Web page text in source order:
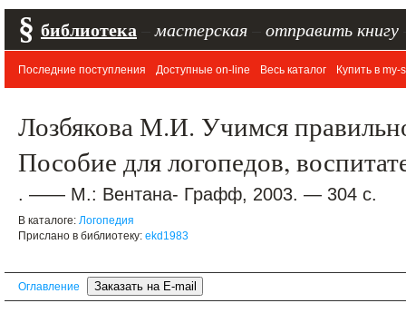
§ библиотека мастерская отправить книгу
Последние поступления Доступные on-line Весь каталог Купить в my-
Лозбякова М.И. Учимся
Пособие для логопедов,
. —— М.: Вентана- Графф, 2003. — 304 с.
В каталоге: Логопедия
Прислано в библиотеку: ekd1983
Оглавление